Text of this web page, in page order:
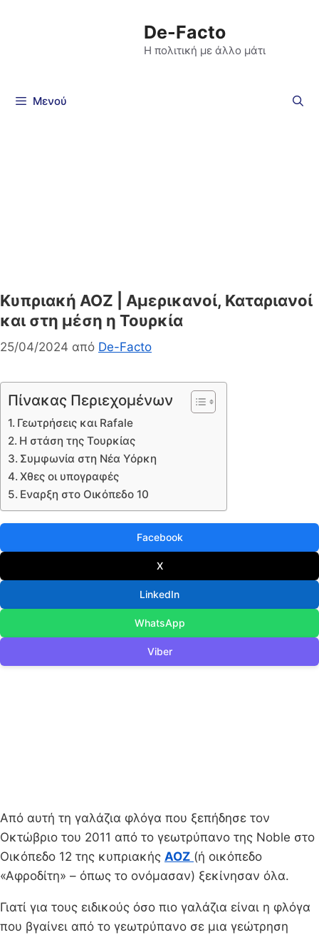
De-Facto
Η πολιτική με άλλο μάτι
Μενού
Kυπριακή ΑΟΖ | Αμερικανοί, Καταριανοί
και στη μέση η Τουρκία
25/04/2024 από De-Facto
Πίνακας Περιεχομένων
Γεωτρήσεις και Rafale
Η στάση της Τουρκίας
Συμφωνία στη Νέα Υόρκη
Χθες οι υπογραφές
Εναρξη στο Οικόπεδο 10
Facebook
X
LinkedIn
WhatsApp
Viber
Από αυτή τη γαλάζια φλόγα που ξεπήδησε τον
Οκτώβριο του 2011 από το γεωτρύπανο της Noble στο
Οικόπεδο 12 της κυπριακής ΑΟΖ (ή οικόπεδο
«Αφροδίτη» – όπως το ονόμασαν) ξεκίνησαν όλα.
Γιατί για τους ειδικούς όσο πιο γαλάζια είναι η φλόγα
που βγαίνει από το γεωτρύπανο σε μια γεώτρηση